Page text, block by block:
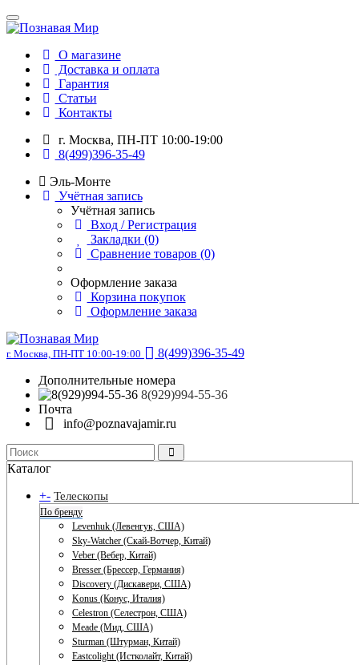
О магазине
Доставка и оплата
Гарантия
Статьи
Контакты
г. Москва, ПН-ПТ 10:00-19:00
8(499)396-35-49
Эль-Монте
Учётная запись
Учётная запись
Вход / Регистрация
Закладки (0)
Сравнение товаров (0)
Оформление заказа
Корзина покупок
Оформление заказа
г. Москва, ПН-ПТ 10:00-19:00
8(499)396-35-49
Дополнительные номера
8(929)994-55-36
Почта
info@poznavajamir.ru
Каталог
+- Телескопы
По бренду
Levenhuk (Левенгук, США)
Sky-Watcher (Скай-Вотчер, Китай)
Veber (Вебер, Китай)
Bresser (Брессер, Германия)
Discovery (Дискавери, США)
Konus (Конус, Италия)
Celestron (Селестрон, США)
Meade (Мид, США)
Sturman (Штурман, Китай)
Eastcolight (Истколайт, Китай)